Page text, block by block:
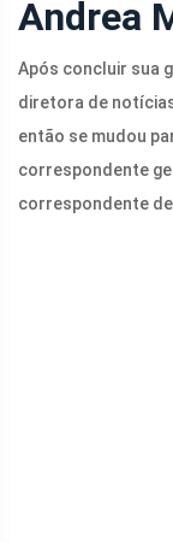
Andrea
Após concluir sua
diretora de
então se mudou
correspondente
correspondente de